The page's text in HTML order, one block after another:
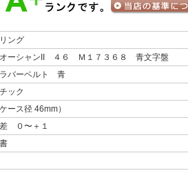
ング
オーシャンII ４６ Ｍ１７３６８ 青文字盤
バーベルト 青
ック
ース径 46mm）
０〜＋１